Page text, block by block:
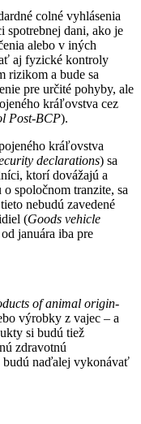
colné vyhlásenia
spotrebnej dani, ako je
alebo v iných
aj fyzické kontroly
rizikom a bude sa
pre určité pohyby, ale
kráľovstva cez
Post-BCP).
kráľovstva
declarations) sa
ktorí dovážajú a
spoločnom tranzite, sa
nebudú zavedené
(Goods vehicle
januára iba pre
of animal origin-
výrobky z vajec – a
si budú tiež
zdravotnú
naďalej vykonávať